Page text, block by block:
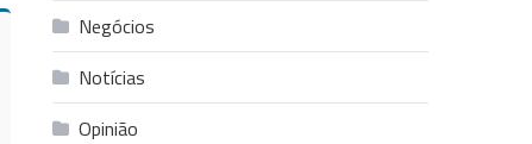
Negócios
Notícias
Opinião